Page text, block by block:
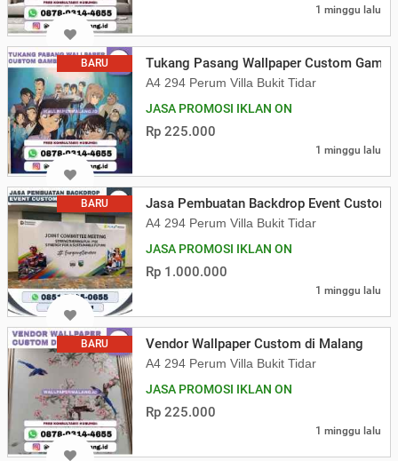
1 minggu lalu
BARU Tukang Pasang Wallpaper Custom
A4 294 Perum Villa Bukit Tidar
JASA PROMOSI IKLAN ON
Rp 225.000
1 minggu lalu
BARU Jasa Pembuatan Backdrop Event Custom
A4 294 Perum Villa Bukit Tidar
JASA PROMOSI IKLAN ON
Rp 1.000.000
1 minggu lalu
BARU Vendor Wallpaper Custom di Malang
A4 294 Perum Villa Bukit Tidar
JASA PROMOSI IKLAN ON
Rp 225.000
1 minggu lalu